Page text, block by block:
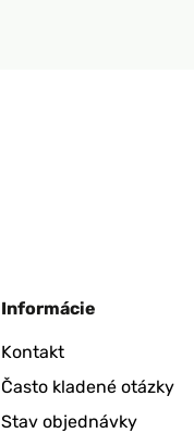
Informácie
Kontakt
Často kladené otázky
Stav objednávky